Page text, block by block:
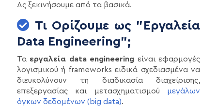
Ας ξεκινήσουμε από τα βασικά.
Τι Ορίζουμε ως "Εργαλεία
Data Engineering";
Τα εργαλεία data engineering είναι εφαρμογές
λογισμικού ή frameworks ειδικά σχεδιασμένα να
διευκολύνουν τη διαδικασία διαχείρισης,
επεξεργασίας και μετασχηματισμού μεγάλων
όγκων δεδομένων (big data).